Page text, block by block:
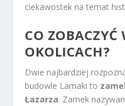
ciekawostek na temat
CO
OKOLICACH?
Dwie najbardziej
budowle Larnaki to
Łazarza. Zamek